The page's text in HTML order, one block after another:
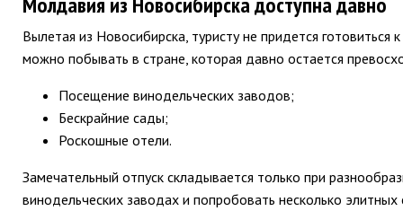
Вылетая из Новосибирска, туристу не придется
можно побывать в стране, которая давно остается
Посещение винодельческих заводов;
Бескрайние сады;
Роскошные отели.
Замечательный отпуск складывается только при
винодельческих заводах и попробовать несколько